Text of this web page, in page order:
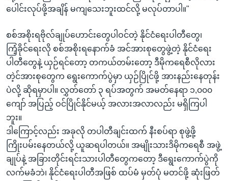
ပေါင်းလုပ်ဖို့အချိန် မကျသေးဘူးထင်လို့ မလုပ်တာပါ။"
စစ်အစိုးရဗိုလ်ချုပ်ဟောင်းတွေပါဝင်တဲ့ နိုင်ငံရေးပါတီတွေ၊
ကြံ့ခိုင်ရေးလို စစ်အစိုးရနောက်ခံ အင်အားစုတွေဖွဲ့တဲ့ နိုင်ငံရေး
ပါတီတွေနဲ့ ယှဉ်ရင်တော့ တကယ်တမ်းတော့ ဒီမိုကရေစီလိုလား
တဲ့င်အားစုတွေက ရွေးကောက်ပွဲမှာ ယှဉ်ပြိုင်ဖို့ အားနည်းနေတုန်း
ပဲလို့ ဆိုရမှာပါ။ လွှတ်တော် ၃ ရပ်အတွက် အမတ်နေရာ ၁,၀၀၀
ကျော် အပြည့် ဝင်ပြိုင်နိုင်မယ့် အလားအလာလည်း မရှိကြပါ
ဘူး။
ဒါကြောင့်လည်း အခုလို တပါတီချင်းထက် နီးစပ်ရာ စုဖွဲ့ဖို့
ကြိုးပမ်းနေတယ်လို့ ယူဆရပါတယ်။ အမျိုးသားဒိမိုကရေစီ အဖွဲ့
ချုပ်နဲ့ အခြားတိုင်းရင်းသားပါတီတွေကတော့ ဒီရွေးကောက်ပွဲကို
လက်မခံဘဲ၊ နိုင်ငံရေးပါတီအဖြစ် ထပ်မံ မှတ်ပုံ မတင်ဖို့ ဆုံးဖြတ်